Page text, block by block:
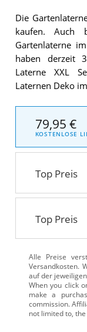
Die
kaufen. Auch
Gartenlaterne
haben derzeit
Laterne XXL
Laternen Deko
79,95 €
KOSTENLOSE
Top Preis
Top Preis
Alle Preise
Versandkosten.
auf der